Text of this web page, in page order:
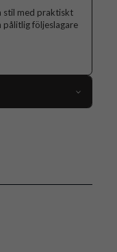
stil med praktiskt
pålitlig följeslagare
Greppvänlig